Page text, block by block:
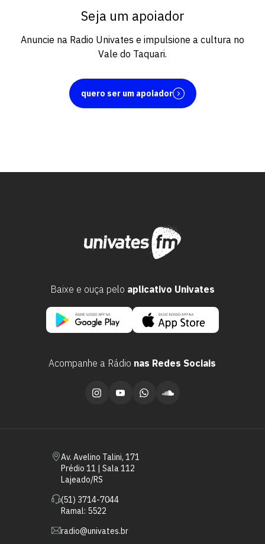
Seja um apoiador
Anuncie na Radio Univates e impulsione a cultura no
Vale do Taquari.
quero ser um apoiador
Av. Avelino Talini, 171
Prédio 11 | Sala 112
Lajeado/RS
(51) 3714-7044
Ramal: 5522
radio@univates.br
Acompanhe a Rádio nas Redes Sociais
Baixe e ouça pelo aplicativo Univates